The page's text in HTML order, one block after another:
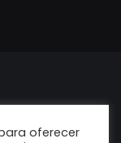
oferecer